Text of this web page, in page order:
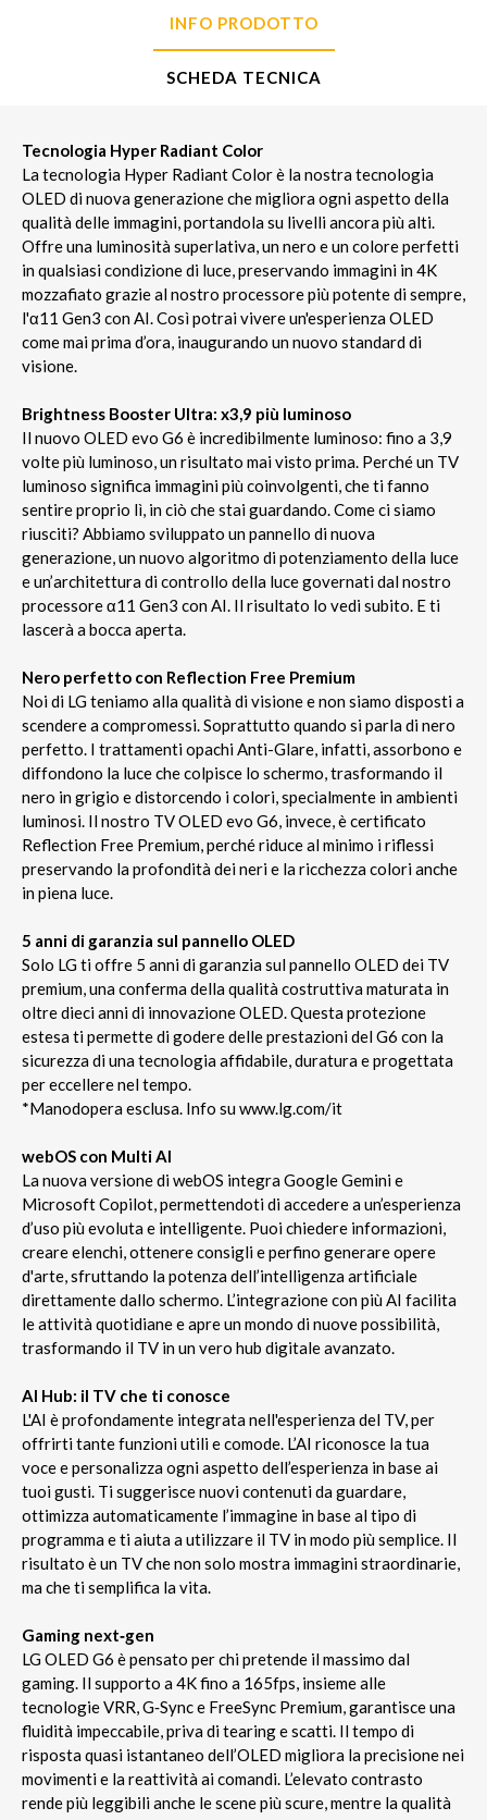
INFO PRODOTTO
SCHEDA TECNICA
Tecnologia Hyper Radiant Color
La tecnologia Hyper Radiant Color è la nostra tecnologia
OLED di nuova generazione che migliora ogni aspetto della
qualità delle immagini, portandola su livelli ancora più alti.
Offre una luminosità superlativa, un nero e un colore perfetti
in qualsiasi condizione di luce, preservando immagini in 4K
mozzafiato grazie al nostro processore più potente di sempre,
l'α11 Gen3 con AI. Così potrai vivere un'esperienza OLED
come mai prima d’ora, inaugurando un nuovo standard di
visione.
Brightness Booster Ultra: x3,9 più luminoso
Il nuovo OLED evo G6 è incredibilmente luminoso: fino a 3,9
volte più luminoso, un risultato mai visto prima. Perché un TV
luminoso significa immagini più coinvolgenti, che ti fanno
sentire proprio lì, in ciò che stai guardando. Come ci siamo
riusciti? Abbiamo sviluppato un pannello di nuova
generazione, un nuovo algoritmo di potenziamento della luce
e un’architettura di controllo della luce governati dal nostro
processore α11 Gen3 con AI. Il risultato lo vedi subito. E ti
lascerà a bocca aperta.
Nero perfetto con Reflection Free Premium
Noi di LG teniamo alla qualità di visione e non siamo disposti a
scendere a compromessi. Soprattutto quando si parla di nero
perfetto. I trattamenti opachi Anti-Glare, infatti, assorbono e
diffondono la luce che colpisce lo schermo, trasformando il
nero in grigio e distorcendo i colori, specialmente in ambienti
luminosi. Il nostro TV OLED evo G6, invece, è certificato
Reflection Free Premium, perché riduce al minimo i riflessi
preservando la profondità dei neri e la ricchezza colori anche
in piena luce.
5 anni di garanzia sul pannello OLED
Solo LG ti offre 5 anni di garanzia sul pannello OLED dei TV
premium, una conferma della qualità costruttiva maturata in
oltre dieci anni di innovazione OLED. Questa protezione
estesa ti permette di godere delle prestazioni del G6 con la
sicurezza di una tecnologia affidabile, duratura e progettata
per eccellere nel tempo.
*Manodopera esclusa. Info su www.lg.com/it
webOS con Multi AI
La nuova versione di webOS integra Google Gemini e
Microsoft Copilot, permettendoti di accedere a un’esperienza
d’uso più evoluta e intelligente. Puoi chiedere informazioni,
creare elenchi, ottenere consigli e perfino generare opere
d'arte, sfruttando la potenza dell’intelligenza artificiale
direttamente dallo schermo. L’integrazione con più AI facilita
le attività quotidiane e apre un mondo di nuove possibilità,
trasformando il TV in un vero hub digitale avanzato.
AI Hub: il TV che ti conosce
L'AI è profondamente integrata nell'esperienza del TV, per
offrirti tante funzioni utili e comode. L’AI riconosce la tua
voce e personalizza ogni aspetto dell’esperienza in base ai
tuoi gusti. Ti suggerisce nuovi contenuti da guardare,
ottimizza automaticamente l’immagine in base al tipo di
programma e ti aiuta a utilizzare il TV in modo più semplice. Il
risultato è un TV che non solo mostra immagini straordinarie,
ma che ti semplifica la vita.
Gaming next‑gen
LG OLED G6 è pensato per chi pretende il massimo dal
gaming. Il supporto a 4K fino a 165fps, insieme alle
tecnologie VRR, G‑Sync e FreeSync Premium, garantisce una
fluidità impeccabile, priva di tearing e scatti. Il tempo di
risposta quasi istantaneo dell’OLED migliora la precisione nei
movimenti e la reattività ai comandi. L’elevato contrasto
rende più leggibili anche le scene più scure, mentre la qualità